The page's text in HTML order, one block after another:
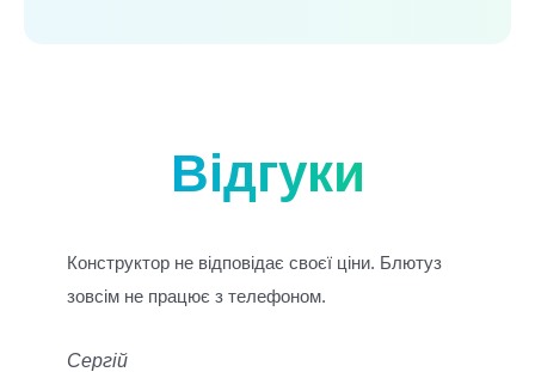
Відгуки
Конструктор не відповідає своєї ціни. Блютуз
зовсім не працює з телефоном.
Сергій